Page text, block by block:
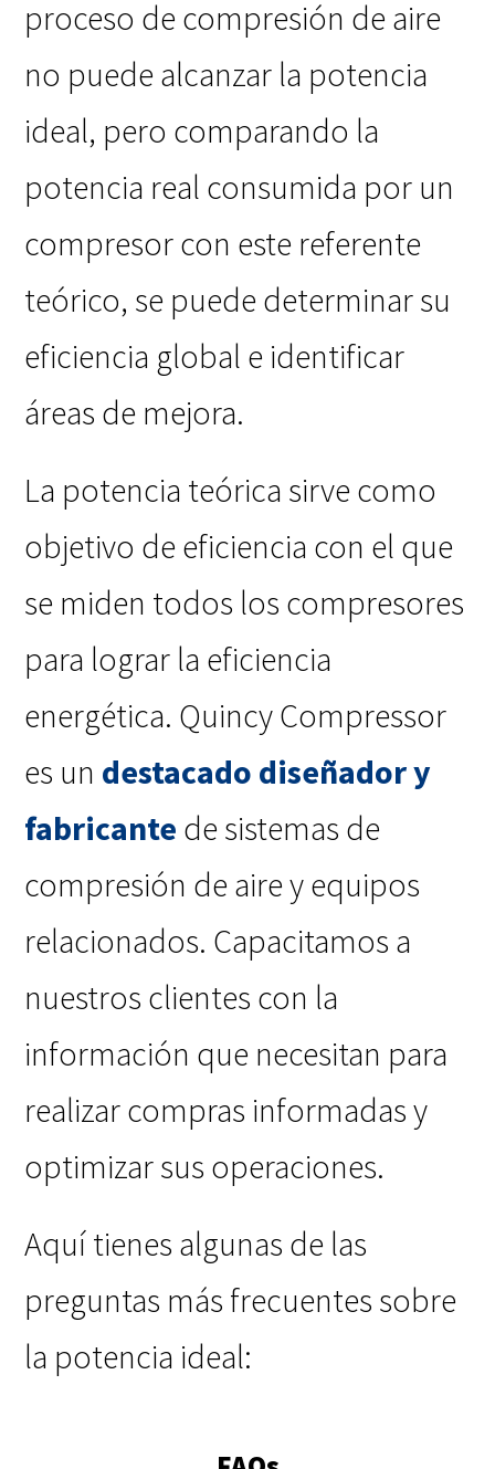
proceso de compresión de aire
no puede alcanzar la potencia
ideal, pero comparando la
potencia real consumida por un
compresor con este referente
teórico, se puede determinar su
eficiencia global e identificar
áreas de mejora.
La potencia teórica sirve como
objetivo de eficiencia con el que
se miden todos los compresores
para lograr la eficiencia
energética. Quincy Compressor
es un destacado diseñador y
fabricante de sistemas de
compresión de aire y equipos
relacionados. Capacitamos a
nuestros clientes con la
información que necesitan para
realizar compras informadas y
optimizar sus operaciones.
Aquí tienes algunas de las
preguntas más frecuentes sobre
la potencia ideal: